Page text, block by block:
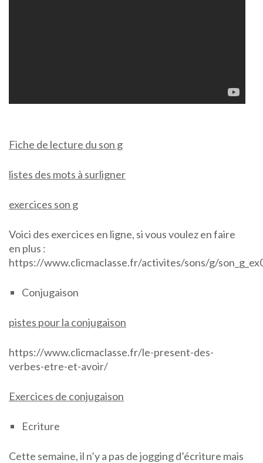
Fiche de lecture du son g
listes des mots à surligner
exercices son g
Voici des exercices en ligne, si vous voulez en faire
en plus :
https://www.clicmaclasse.fr/activites/sons/g/
Conjugaison
pistes pour la conjugaison
https://www.clicmaclasse.fr/le-present-des-
verbes-etre-et-avoir/
Exercices de conjugaison
Ecriture
Cette semaine, il n’y a pas de jogging d’écriture mais